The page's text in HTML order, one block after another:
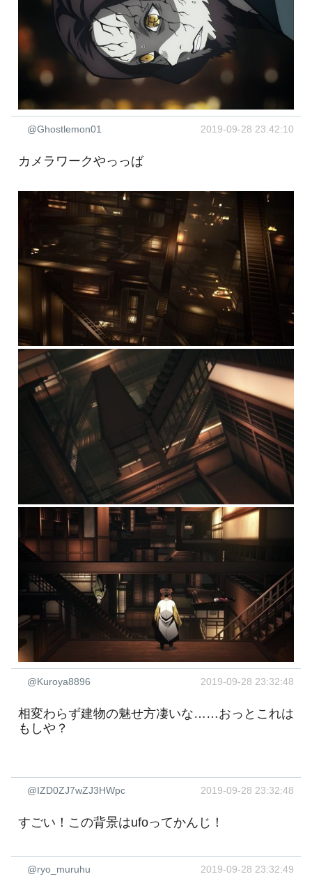
@Ghostlemon01 2019-09-28 23:42:10
カメラワークやっっば
@Kuroya8896 2019-09-28 23:32:48
相変わらず建物の魅せ方凄いな……おっとこれは
もしや？
@IZD0ZJ7wZJ3HWpc 2019-09-28 23:32:48
すごい！この背景はufoってかんじ！
@ryo_muruhu 2019-09-28 23:32:49